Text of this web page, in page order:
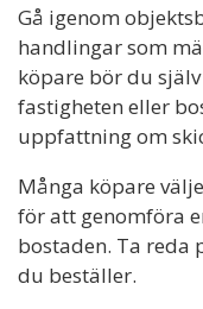
Gå igenom
handlingar som
köpare bör du
fastigheten eller
uppfattning om
Många köpare
för att genomföra
bostaden. Ta reda
du beställer.